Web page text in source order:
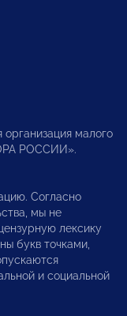
малого
РОССИИ».
Согласно
мы не
лексику
букв точками,
и социальной